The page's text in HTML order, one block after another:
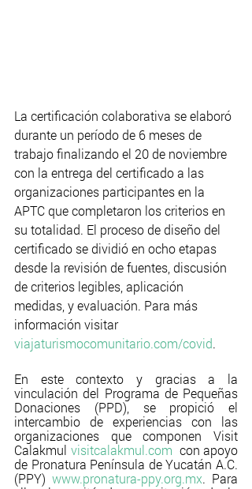
La certificación colaborativa se elaboró
durante un período de 6 meses de
trabajo finalizando el 20 de noviembre
con la entrega del certificado a las
organizaciones participantes en la
APTC que completaron los criterios en
su totalidad. El proceso de diseño del
certificado se dividió en ocho etapas
desde la revisión de fuentes, discusión
de criterios legibles, aplicación
medidas, y evaluación. Para más
información visitar
viajaturismocomunitario.com/covid.
En este contexto y gracias a la
vinculación del Programa de Pequeñas
Donaciones (PPD), se propició el
intercambio de experiencias con las
organizaciones que componen Visit
Calakmul visitcalakmul.com
  con apoyo
de Pronatura Península de Yucatán A.C.
(PPY) www.pronatura-ppy.org.mx. Para